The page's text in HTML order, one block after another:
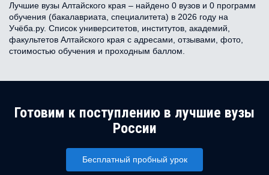
Лучшие вузы Алтайского края – найдено 0 вузов и 0 программ
обучения (бакалавриата, специалитета) в 2026 году на
Учёба.ру. Список университетов, институтов, академий,
факультетов Алтайского края с адресами, отзывами, фото,
стоимостью обучения и проходным баллом.
Готовим к поступлению в лучшие вузы
России
Бесплатный пробный урок